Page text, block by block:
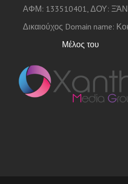
ΑΦΜ: 133510401, ΔΟΥ:
Δικαιούχος Domain name:
Μέλος του